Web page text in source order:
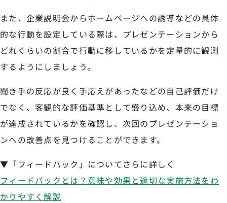
また、企業説明会からホームページへの誘導などの具体
的な行動を設定している際は、プレゼンテーションから
どれぐらいの割合で行動に移しているかを定量的に観測
するようにしましょう。
聞き手の反応が良く手応えがあったなどの自己評価だけ
でなく、客観的な評価基準として盛り込め、本来の目標
が達成されているかを確認し、次回のプレゼンテーショ
ンへの改善点を見つけることができます。
▼「フィードバック」についてさらに詳しく
フィードバックとは？意味や効果と適切な実施方法をわ
かりやすく解説